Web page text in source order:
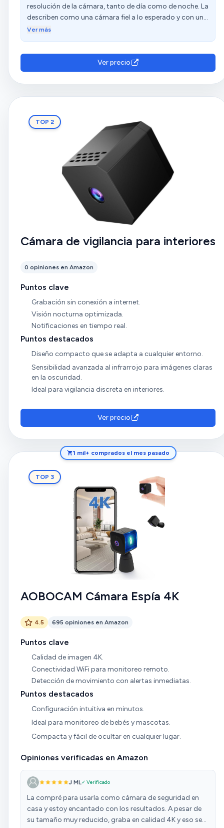
resolución de la cámara, tanto de día como de noche. La
describen como una cámara fiel a lo esperado y con una
visión nocturna una pasada. Además, resaltan su
movimiento no funciona correctamente dentro de un
vehículo. Las opiniones sobre el funcionamiento y la
grabación son diversas.
Ver más
Ver precio
TOP 2
Cámara de vigilancia para interiores
0 opiniones en Amazon
Puntos clave
Grabación sin conexión a internet.
Visión nocturna optimizada.
Notificaciones en tiempo real.
Puntos destacados
Diseño compacto que se adapta a cualquier entorno.
Sensibilidad avanzada al infrarrojo para imágenes claras
en la oscuridad.
Ideal para vigilancia discreta en interiores.
Ver precio
1 mil+ comprados el mes pasado
TOP 3
AOBOCAM Cámara Espía 4K
4.5 695 opiniones en Amazon
Puntos clave
Calidad de imagen 4K.
Conectividad WiFi para monitoreo remoto.
Detección de movimiento con alertas inmediatas.
Puntos destacados
Configuración intuitiva en minutos.
Ideal para monitoreo de bebés y mascotas.
Compacta y fácil de ocultar en cualquier lugar.
Opiniones verificadas en Amazon
J ML✓ Verificado
La compré para usarla como cámara de seguridad en
casa y estoy encantado con los resultados. A pesar de
su tamaño muy reducido, graba en calidad 4K y eso se